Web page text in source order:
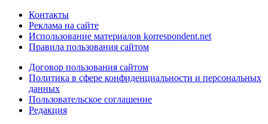
Контакты
Реклама на сайте
Использование материалов korrespondent.net
Правила пользования сайтом
Договор пользования сайтом
Политика в сфере конфиденциальности и персональных
данных
Пользовательское соглашение
Редакция